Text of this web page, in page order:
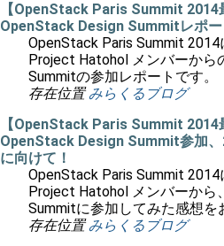
【OpenStack Paris Summit 2014
OpenStack Design Summitレポー
OpenStack Paris Summit
Project Hatohol メンバーから
Summitの参加レポートです。
存在位置 みらくるブログ
【OpenStack Paris Summit 2014
OpenStack Design Summit参加
に向けて！
OpenStack Paris Summit
Project Hatohol メンバーから
Summitに参加してみた感想を
存在位置 みらくるブログ